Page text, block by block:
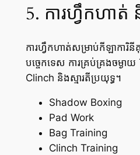
5. ការហ្វឹកហាត់
ការហ្វឹកហាត់សម្រាប់កីឡាការិនីគុ
បច្ចេកទេស ការគ្រប់គ្រងចម្ងា
Clinch និងស្មារតីប្រយុទ្ធ។
Shadow Boxing
Pad Work
Bag Training
Clinch Training